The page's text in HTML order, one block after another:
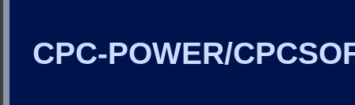
CPC-POWER/